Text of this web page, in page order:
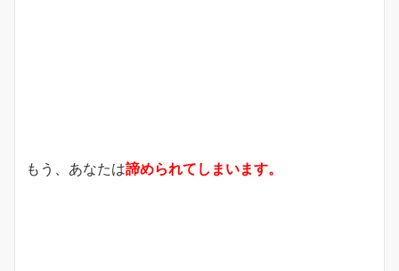
もう、あなたは諦められてしまいます。